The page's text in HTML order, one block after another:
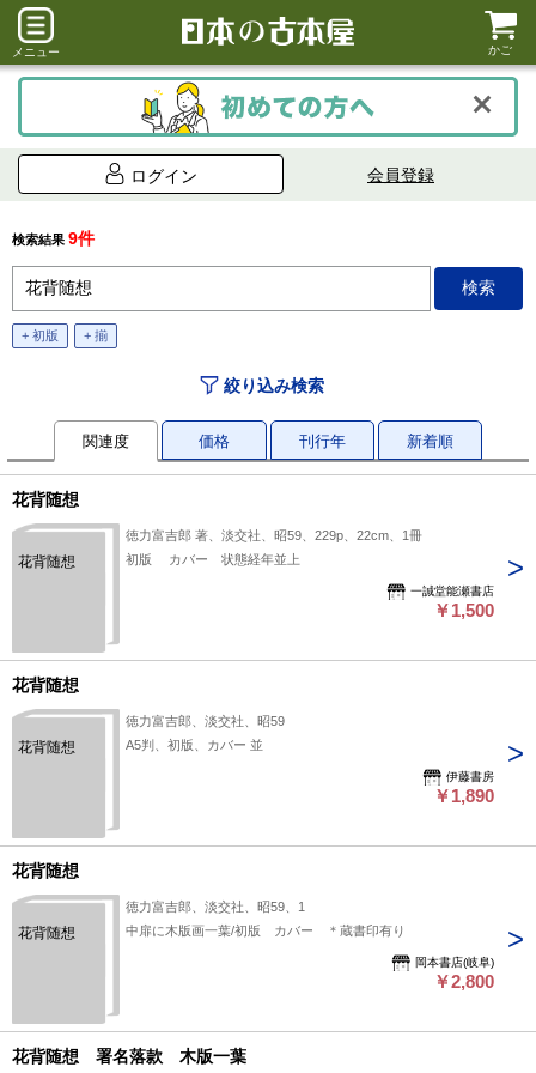
メニュー かご
ログイン 会員登録
検索結果 9件
+ 初版 + 揃
絞り込み検索
関連度 価格 刊行年 新着順
花背随想
花背随想
徳力富吉郎 著、淡交社、昭59、229p、22cm、1冊
初版 カバー 状態経年並上
一誠堂能瀬書店
￥1,500
花背随想
花背随想
徳力富吉郎、淡交社、昭59
A5判、初版、カバー 並
伊藤書房
￥1,890
花背随想
花背随想
徳力富吉郎、淡交社、昭59、1
中扉に木版画一葉/初版 カバー ＊蔵書印有り
岡本書店(岐阜)
￥2,800
花背随想 署名落款 木版一葉